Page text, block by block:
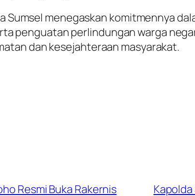
menegaskan komitmennya
penguatan perlindungan warga
dan kesejahteraan masyarakat.
Resmi Buka Rakernis